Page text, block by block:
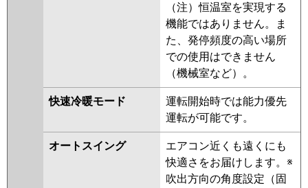
（注）恒温室を実現する
機能ではありません。ま
た、発停頻度の高い場所
での使用はできません
（機械室など）。
快速冷暖モード
運転開始時では能力優先
運転が可能です。
オートスイング
エアコン近くも遠くにも
快適さをお届けします。※
吹出方向の角度設定（固